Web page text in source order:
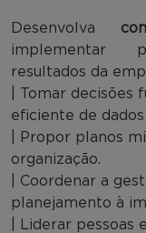
Desenvolva
implementar
resultados da
| Tomar decisões
eficiente de
| Propor planos
organização.
| Coordenar a
planejamento à
| Liderar pessoas